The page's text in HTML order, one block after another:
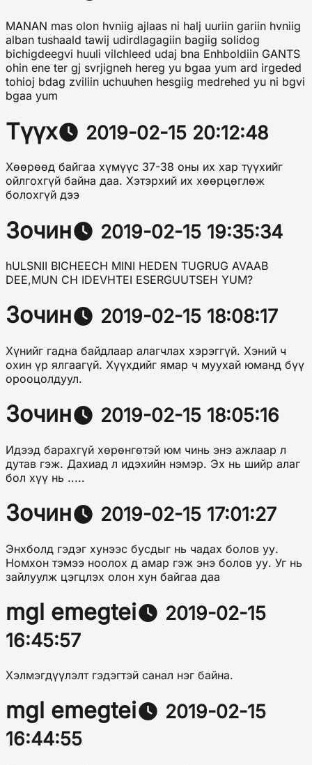
MANAN mas olon hvniig ajlaas ni halj uuriin gariin hvniig
alban tushaald tawij udirdlagagiin bagiig solidog
bichigdeegvi huuli vilchleed udaj bna Enhboldiin GANTS
ohin ene ter gj svrjigneh hereg yu bgaa yum ard irgeded
tohioj bdag zviliin uchuuhen hesgiig medrehed yu ni bgvi
bgaa yum
Түүх 2019-02-15 20:12:48
Хөөрөөд байгаа хүмүүс 37-38 оны их хар түүхийг
ойлгохгүй байна даа. Хэтэрхий их хөөрцөглөж
болохгүй дээ
Зочин 2019-02-15 19:35:34
hULSNII BICHEECH MINI HEDEN TUGRUG AVAAB
DEE,MUN CH IDEVHTEI ESERGUUTSEH YUM?
Зочин 2019-02-15 18:08:17
Хүнийг гадна байдлаар алагчлах хэрэггүй. Хэний ч
охин үр ялгаагүй. Хүүхдийг ямар ч муухай юманд бүү
орооцолдуул.
Зочин 2019-02-15 18:05:16
Идээд барахгүй хөрөнгөтэй юм чинь энэ ажлаар л
дутав гэж. Дахиад л идэхийн нэмэр. Эх нь шийр алаг
бол хүү нь .....
Зочин 2019-02-15 17:01:27
Энхболд гэдэг хунээс бусдыг нь чадах болов уу.
Номхон тэмээ ноолох д амар гэж энэ болов уу. Уг нь
зайлуулж цэгцлэх олон хун байгаа даа
mgl emegtei
2019-02-15
16:45:57
Хэлмэгдүүлэлт гэдэгтэй санал нэг байна.
mgl emegtei
2019-02-15
16:44:55